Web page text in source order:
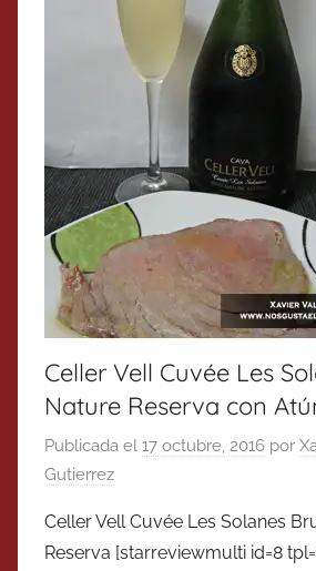
Celler Vell Cuvée Les
Nature Reserva con
Publicada el 17 octubre, 2016 por
Gutierrez
Celler Vell Cuvée Les Solanes
Reserva [starreviewmulti id=8